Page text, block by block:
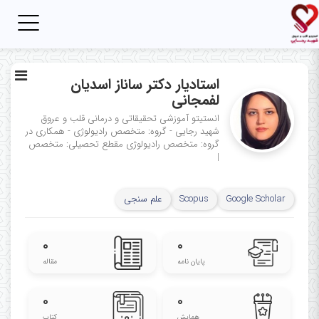
استادیار دکتر ساناز اسدیان
لفمجانی
انستیتو آموزشی تحقیقاتی و درمانی قلب و عروق
شهید رجایی - گروه: متخصص رادیولوژی - همکاری در
گروه: متخصص رادیولوژی مقطع تحصیلی: متخصص
|
Google Scholar
Scopus علم سنجی
۰
پایان نامه
۰
مقاله
۰ ۰